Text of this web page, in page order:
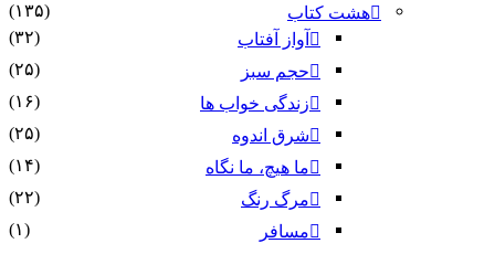
هشت کتاب
(۱۳۵)
آواز آفتاب
(۳۲)
حجم سبز
(۲۵)
زندگی خواب ها
(۱۶)
شرق اندوه
(۲۵)
ما هیچ، ما نگاه
(۱۴)
مرگ رنگ
(۲۲)
مسافر
(۱)